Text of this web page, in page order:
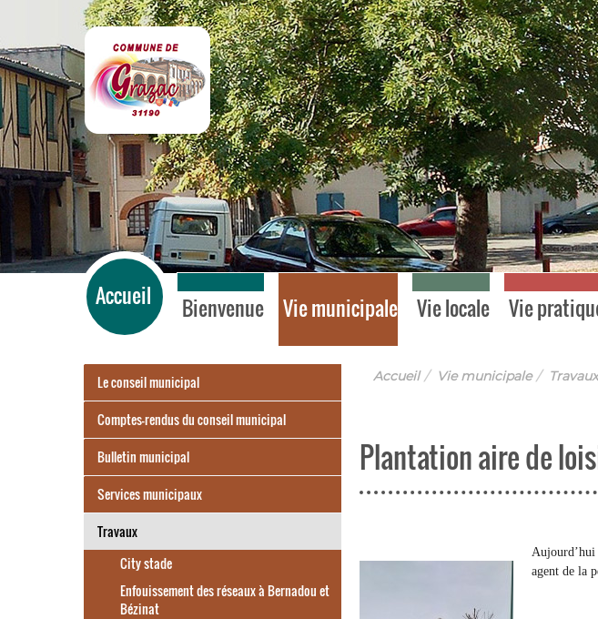
Grazac
Accueil Bienvenue Vie municipale Vie locale Vie
Accueil Vie municipale Travaux
Plantation aire de
Aujourd’hui
agent de la
Le conseil municipal
Comptes-rendus du conseil municipal
Bulletin municipal
Services municipaux
Travaux
City stade
Enfouissement des réseaux à Bernadou et
Bézinat